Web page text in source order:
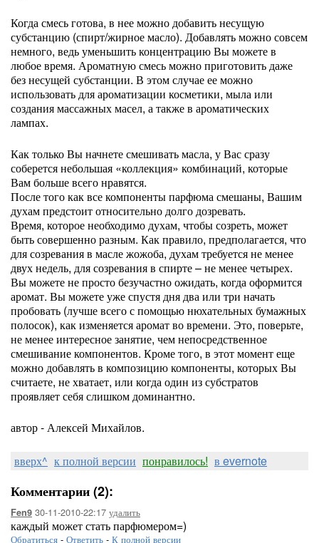
Когда смесь готова, в нее можно добавить несущую
субстанцию (спирт/жирное масло). Добавлять можно совсем
немного, ведь уменьшить концентрацию Вы можете в
любое время. Ароматную смесь можно приготовить даже
без несущей субстанции. В этом случае ее можно
использовать для ароматизации косметики, мыла или
создания массажных масел, а также в ароматических
лампах.
Как только Вы начнете смешивать масла, у Вас сразу
соберется небольшая «коллекция» комбинаций, которые
Вам больше всего нравятся.
После того как все компоненты парфюма смешаны, Вашим
духам предстоит относительно долго дозревать.
Время, которое необходимо духам, чтобы созреть, может
быть совершенно разным. Как правило, предполагается, что
для созревания в масле жожоба, духам требуется не менее
двух недель, для созревания в спирте – не менее четырех.
Вы можете не просто безучастно ожидать, когда оформится
аромат. Вы можете уже спустя дня два или три начать
пробовать (лучше всего с помощью нюхательных бумажных
полосок), как изменяется аромат во времени. Это, поверьте,
не менее интересное занятие, чем непосредственное
смешивание компонентов. Кроме того, в этот момент еще
можно добавлять в композицию компоненты, которых Вы
считаете, не хватает, или когда один из субстратов
проявляет себя слишком доминантно.
автор - Алексей Михайлов.
вверх^ к полной версии понравилось! в evernote
Комментарии (2):
Fen9 30-11-2010-22:17 удалить
каждый может стать парфюмером=)
Обратиться - Ответить - К полной версии